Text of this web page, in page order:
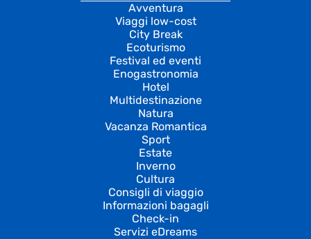
Avventura
Viaggi low-cost
City Break
Ecoturismo
Festival ed eventi
Enogastronomia
Hotel
Multidestinazione
Natura
Vacanza Romantica
Sport
Estate
Inverno
Cultura
Consigli di viaggio
Informazioni bagagli
Check-in
Servizi eDreams